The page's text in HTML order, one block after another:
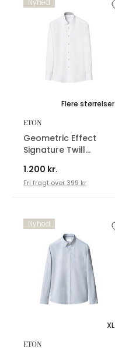
Nyhed
Flere størrelser
ETON
Geometric Effect
Signature Twill
1.200 kr.
Fri fragt over 399 kr
Nyhed
XL
ETON